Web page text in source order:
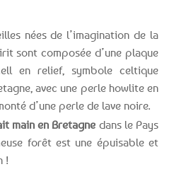
nées de l’imagination de la
sont composée d’une plaque
en relief, symbole celtique
avec une perle howlite en
d’une perle de lave noire.
main en Bretagne dans le Pays
forêt est une épuisable et
!